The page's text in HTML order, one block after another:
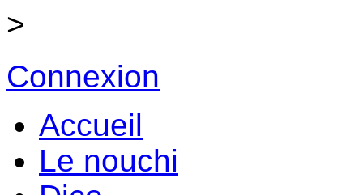
>
Connexion
Accueil
Le nouchi